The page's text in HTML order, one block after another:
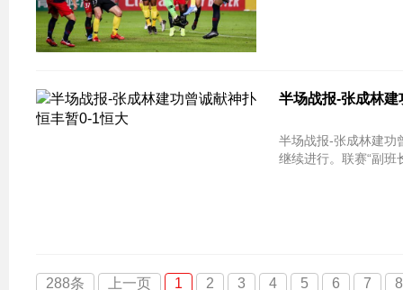
半场战报-张成林
半场战报-张成林建功曾诚献神扑 恒丰暂0-
继续进行。联赛“副班
288条 上一页 1 2 3 4 5 6 7 8